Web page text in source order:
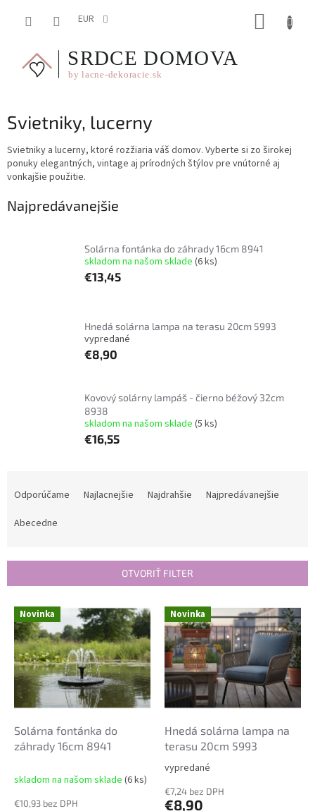
EUR
Svietniky, lucerny
Svietniky a lucerny, ktoré rozžiaria váš domov. Vyberte si zo širokej
ponuky elegantných, vintage aj prírodných štýlov pre vnútorné aj
vonkajšie použitie.
Najpredávanejšie
Solárna fontánka do záhrady 16cm 8941
skladom na našom sklade (6 ks)
€13,45
Hnedá solárna lampa na terasu 20cm 5993
vypredané
€8,90
Kovový solárny lampáš - čierno béžový 32cm
8938
skladom na našom sklade (5 ks)
€16,55
p
Odporúčame Najlacnejšie Najdrahšie
Najpredávanejšie
Abecedne
OTVORIŤ FILTER
V
p
Novinka
Solárna fontánka do
záhrady 16cm 8941
skladom na našom sklade (6 ks)
€10,93 bez DPH
Novinka
Hnedá solárna lampa na
terasu 20cm 5993
Priemerné
produktu
vypredané
€7,24 bez DPH
€8,90